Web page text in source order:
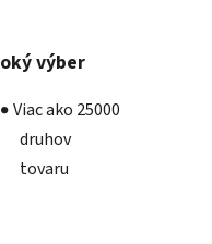
výber
Viac ako 25000
druhov
tovaru